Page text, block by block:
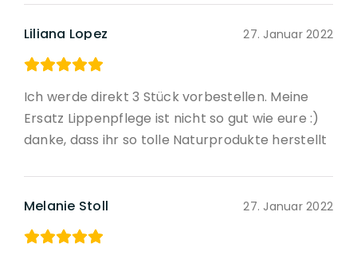
Liliana Lopez 27. Januar 2022
Ich werde direkt 3 Stück vorbestellen. Meine
Ersatz Lippenpflege ist nicht so gut wie eure :)
danke, dass ihr so tolle Naturprodukte herstellt
Melanie Stoll 27. Januar 2022